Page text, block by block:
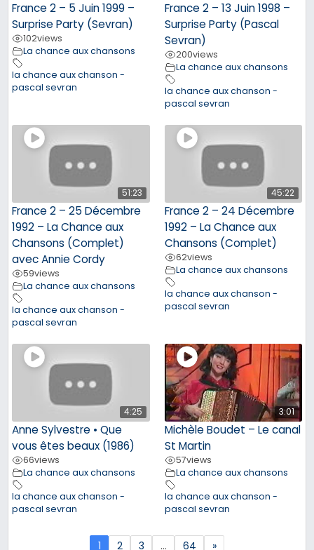
France 2 – 5 Juin 1999 –
Surprise Party (Sevran)
102views
La chance aux chansons
la chance aux chanson -
pascal sevran
France 2 – 13 Juin 1998 –
Surprise Party (Pascal
Sevran)
200views
La chance aux chansons
la chance aux chanson -
pascal sevran
51:23
France 2 – 25 Décembre
1992 – La Chance aux
Chansons (Complet)
avec Annie Cordy
59views
La chance aux chansons
la chance aux chanson -
pascal sevran
45:22
France 2 – 24 Décembre
1992 – La Chance aux
Chansons (Complet)
62views
La chance aux chansons
la chance aux chanson -
pascal sevran
4:25
Anne Sylvestre • Que
vous êtes beaux (1986)
66views
La chance aux chansons
la chance aux chanson -
pascal sevran
3:01
Michèle Boudet – Le canal
St Martin
57views
La chance aux chansons
la chance aux chanson -
pascal sevran
1 2 3 … 64 »